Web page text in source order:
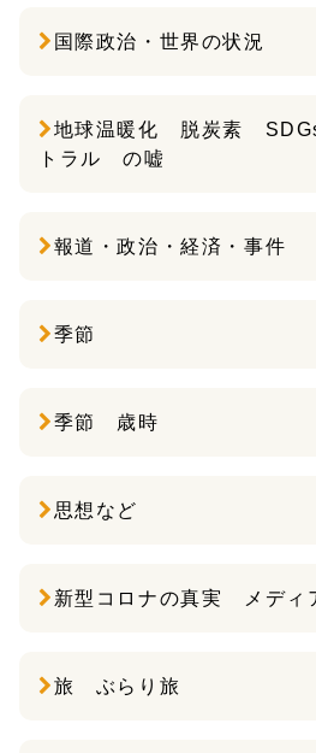
国際政治・世界の状況
地球温暖化 脱炭素
トラル の嘘
報道・政治・経済・事件
季節
季節 歳時
思想など
新型コロナの真実 メディ
旅 ぶらり旅